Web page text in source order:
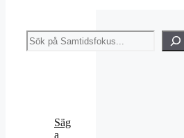
Sök
Säg
a